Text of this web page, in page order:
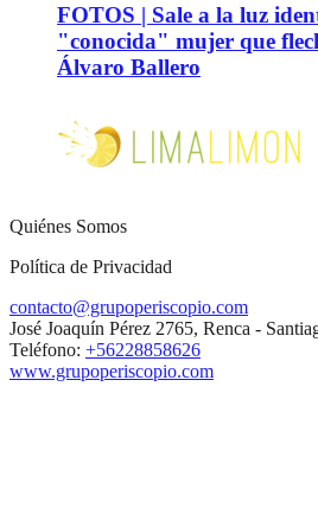
FOTOS | Sale a la luz
"conocida" mujer que
Álvaro Ballero
Quiénes Somos
Política de Privacidad
contacto@grupoperiscopio.com
José Joaquín Pérez 2765, Renca -
Teléfono: +56228858626
www.grupoperiscopio.com